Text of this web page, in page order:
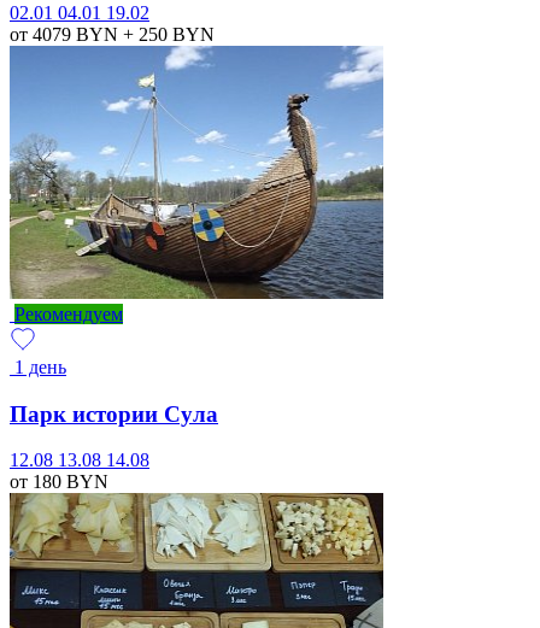
02.01 04.01 19.02
от 4079 BYN + 250 BYN
Рекомендуем
1 день
Парк истории Сула
12.08 13.08 14.08
от 180 BYN